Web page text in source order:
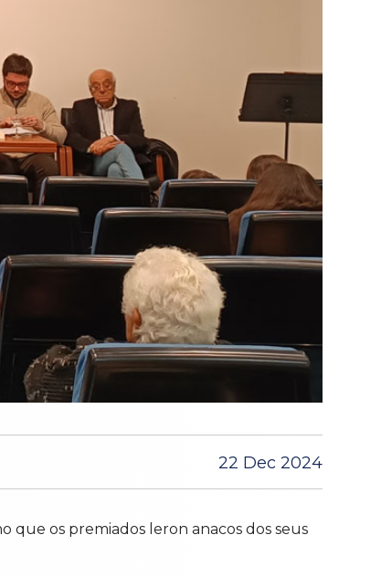
22 Dec 2024
os premiados leron anacos dos seus